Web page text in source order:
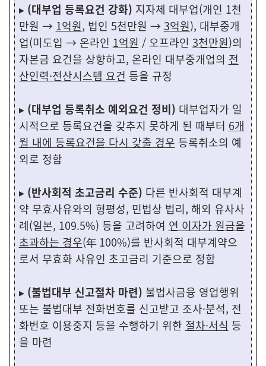
▸ (대부업 등록요건 강화) 지자체 대부업(개인 1천
만원 → 1억원, 법인 5천만원 → 3억원), 대부중개
업(미도입 → 온라인 1억원 / 오프라인 3천만원)의
자본금 요건을 상향하고, 온라인 대부중개업의 전
산인력·전산시스템 요건 등을 규정
▸ (대부업 등록취소 예외요건 정비) 대부업자가 일
시적으로 등록요건을 갖추지 못하게 된 때부터 6개
월 내에 등록요건을 다시 갖출 경우 등록취소의 예
외로 정함
▸ (반사회적 초고금리 수준) 다른 반사회적 대부계
약 무효사유와의 형평성, 민법상 법리, 해외 유사사
례(일본, 109.5%) 등을 고려하여 연 이자가 원금을
초과하는 경우(年 100%)를 반사회적 대부계약으
로서 무효화 사유인 초고금리 기준으로 정함
▸ (불법대부 신고절차 마련) 불법사금융 영업행위
또는 불법대부 전화번호를 신고받고 조사·분석, 전
화번호 이용중지 등을 수행하기 위한 절차·서식 등
을 마련